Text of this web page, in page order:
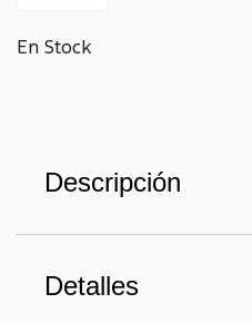
En Stock
Descripción
Detalles